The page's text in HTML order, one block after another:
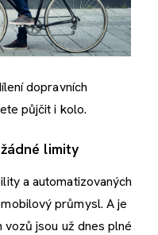
dopravních
půjčit i kolo.
limity
a automatizovaných
průmysl. A je
jsou už dnes plné